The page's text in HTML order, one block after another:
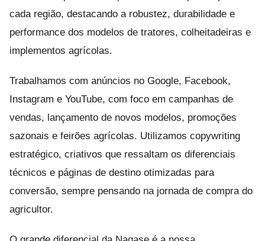
cada região, destacando a robustez, durabilidade e
performance dos modelos de tratores, colheitadeiras e
implementos agrícolas.
Trabalhamos com anúncios no Google, Facebook,
Instagram e YouTube, com foco em campanhas de
vendas, lançamento de novos modelos, promoções
sazonais e feirões agrícolas. Utilizamos copywriting
estratégico, criativos que ressaltam os diferenciais
técnicos e páginas de destino otimizadas para
conversão, sempre pensando na jornada de compra do
agricultor.